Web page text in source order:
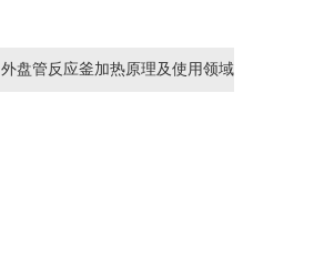
外盘管反应釜加热原理及使用领域